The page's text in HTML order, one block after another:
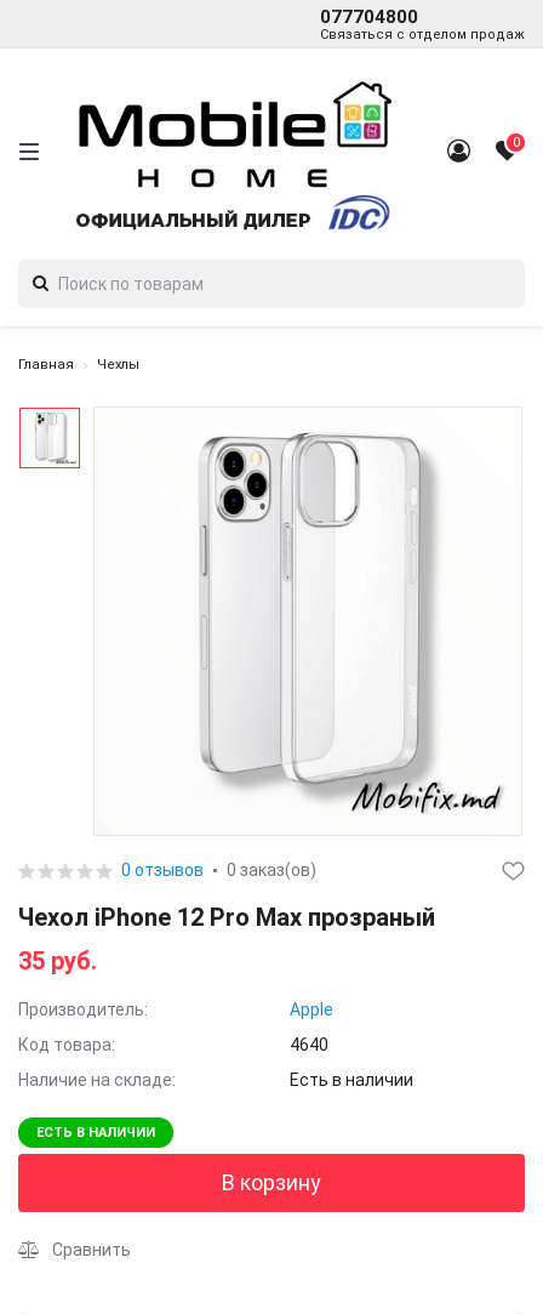
077704800
Связаться с отделом продаж
0
Главная Чехлы
0 отзывов 0 заказ(ов)
Чехол iPhone 12 Pro Max прозраный
35 руб.
Производитель:
Apple
Код товара:
4640
Наличие на складе:
Есть в наличии
ЕСТЬ В НАЛИЧИИ
В корзину
Сравнить